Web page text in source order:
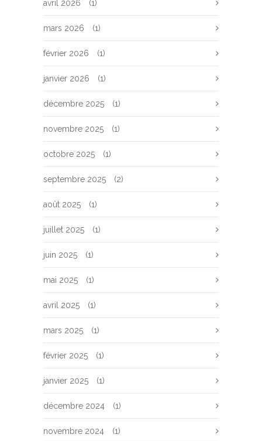
avril 2026 (1)
mars 2026 (1)
février 2026 (1)
janvier 2026 (1)
décembre 2025 (1)
novembre 2025 (1)
octobre 2025 (1)
septembre 2025 (2)
août 2025 (1)
juillet 2025 (1)
juin 2025 (1)
mai 2025 (1)
avril 2025 (1)
mars 2025 (1)
février 2025 (1)
janvier 2025 (1)
décembre 2024 (1)
novembre 2024 (1)